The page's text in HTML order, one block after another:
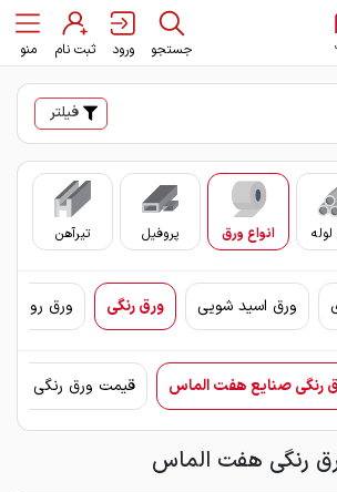
جستجو ورود ثبت نام منو
فیلتر
لوله
انواع ورق پروفیل تیرآهن
ورق اسید شویی ورق رنگی ورق
رنگی صنایع هفت الماس قیمت ورق رنگی
رنگی هفت الماس